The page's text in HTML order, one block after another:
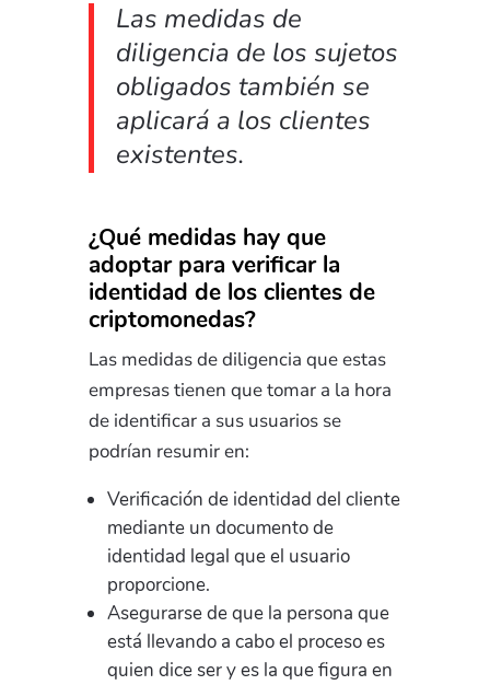
Las medidas de
diligencia de los sujetos
obligados también se
aplicará a los clientes
existentes.
¿Qué medidas hay que
adoptar para verificar la
identidad de los clientes de
criptomonedas?
Las medidas de diligencia que estas
empresas tienen que tomar a la hora
de identificar a sus usuarios se
podrían resumir en:
Verificación de identidad del cliente
mediante un documento de
identidad legal que el usuario
proporcione.
Asegurarse de que la persona que
está llevando a cabo el proceso es
quien dice ser y es la que figura en